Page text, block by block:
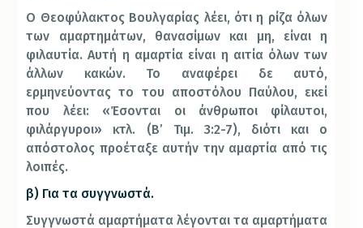
Ο Θεοφύλακτος Βουλγαρίας λέει, ότι η ρίζα όλων
των αμαρτημάτων, θανασίμων και μη, είναι η
φιλαυτία. Αυτή η αμαρτία είναι η αιτία όλων των
άλλων κακών. Το αναφέρει δε αυτό,
ερμηνεύοντας το του αποστόλου Παύλου, εκεί
που λέει: «Έσονται οι άνθρωποι φίλαυτοι,
φιλάργυροι» κτλ. (Β’ Τιμ. 3:2-7), διότι και ο
απόστολος προέταξε αυτήν την αμαρτία από τις
λοιπές.
β) Για τα συγγνωστά.
Συγγνωστά αμαρτήματα λέγονται τα αμαρτήματα